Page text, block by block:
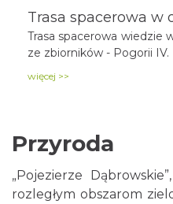
Trasa spacerowa w
Trasa spacerowa wiedzie
ze zbiorników - Pogorii IV.
więcej >>
Przyroda
„Pojezierze
rozległym obszarom